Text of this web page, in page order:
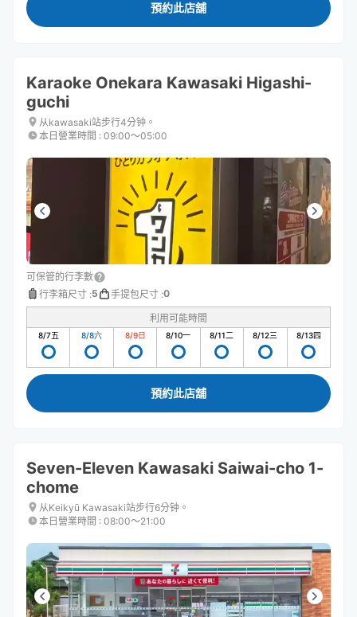
預約此店舖
Karaoke Onekara Kawasaki Higashi-
guchi
从kawasaki站步行4分钟。
本日營業時間 : 09:00〜05:00
可保管的行李數
行李箱尺寸 :5 手提包尺寸 :0
利用可能時間
8/7五 8/8六 8/9日 8/10一 8/11二 8/12三 8/13四
預約此店舖
Seven-Eleven Kawasaki Saiwai-cho 1-
chome
从Keikyū Kawasaki站步行6分钟。
本日營業時間 : 08:00〜21:00